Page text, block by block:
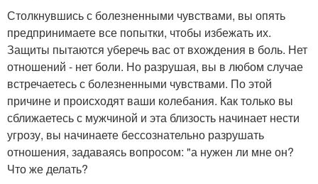
Столкнувшись с болезненными чувствами, вы опять
предпринимаете все попытки, чтобы избежать их.
Защиты пытаются уберечь вас от вхождения в боль. Нет
отношений - нет боли. Но разрушая, вы в любом случае
встречаетесь с болезненными чувствами. По этой
причине и происходят ваши колебания. Как только вы
сближаетесь с мужчиной и эта близость начинает нести
угрозу, вы начинаете бессознательно разрушать
отношения, задаваясь вопросом: "а нужен ли мне он?
Что же делать?